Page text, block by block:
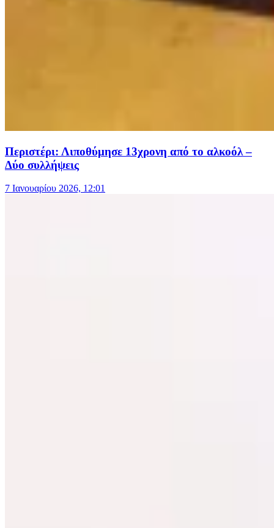
Περιστέρι: Λιποθύμησε 13χρονη από το αλκοόλ –
Δύο συλλήψεις
7 Ιανουαρίου 2026, 12:01